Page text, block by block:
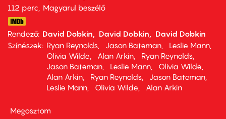
112 perc,
Magyarul beszélő
Rendező David Dobkin David Dobkin
David Dobkin
Színészek
Ryan Reynolds Jason Bateman
Leslie Mann
Olivia Wilde
Alan Arkin
Ryan Reynolds
Jason Bateman
Leslie Mann
Olivia Wilde
Alan Arkin
Ryan Reynolds
Jason Bateman
Leslie Mann
Olivia Wilde Alan Arkin
Megosztom